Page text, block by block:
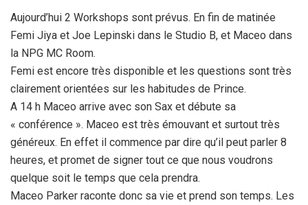
Aujourd’hui 2 Workshops sont prévus. En fin de matinée
Femi Jiya et Joe Lepinski dans le Studio B, et Maceo dans
la NPG MC Room.
Femi est encore très disponible et les questions sont très
clairement orientées sur les habitudes de Prince.
A 14 h Maceo arrive avec son Sax et débute sa
« conférence ». Maceo est très émouvant et surtout très
généreux. En effet il commence par dire qu’il peut parler 8
heures, et promet de signer tout ce que nous voudrons
quelque soit le temps que cela prendra.
Maceo Parker raconte donc sa vie et prend son temps. Les